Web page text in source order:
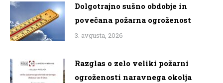
Dolgotrajno sušno obdobje in
povečana požarna ogroženost
3. avgusta, 2026
Razglas o zelo veliki požarni
ogroženosti naravnega okolja